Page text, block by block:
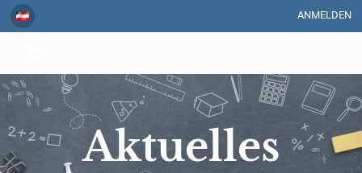
ANMELDEN
Aktuelles